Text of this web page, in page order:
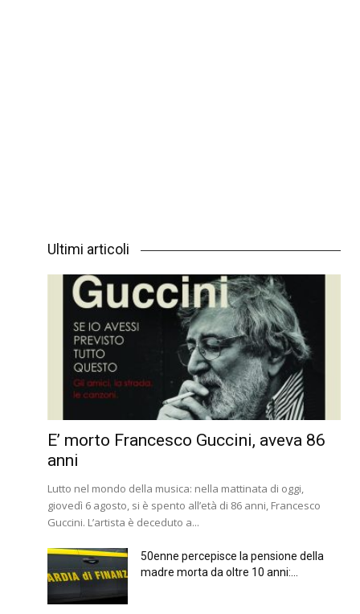
Ultimi articoli
E’ morto Francesco Guccini, aveva 86
anni
Lutto nel mondo della musica: nella mattinata di oggi,
giovedì 6 agosto, si è spento all’età di 86 anni, Francesco
Guccini. L’artista è deceduto a...
50enne percepisce la pensione della
madre morta da oltre 10 anni:...